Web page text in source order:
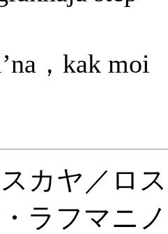
，kak moi
カヤ／ロ
ラフマニ